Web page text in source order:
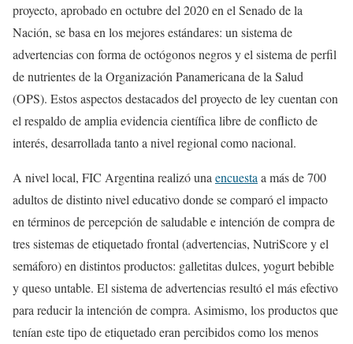
proyecto, aprobado en octubre del 2020 en el Senado de la
Nación, se basa en los mejores estándares: un sistema de
advertencias con forma de octógonos negros y el sistema de perfil
de nutrientes de la Organización Panamericana de la Salud
(OPS). Estos aspectos destacados del proyecto de ley cuentan con
el respaldo de amplia evidencia científica libre de conflicto de
interés, desarrollada tanto a nivel regional como nacional.
A nivel local, FIC Argentina realizó una encuesta a más de 700
adultos de distinto nivel educativo donde se comparó el impacto
en términos de percepción de saludable e intención de compra de
tres sistemas de etiquetado frontal (advertencias, NutriScore y el
semáforo) en distintos productos: galletitas dulces, yogurt bebible
y queso untable. El sistema de advertencias resultó el más efectivo
para reducir la intención de compra. Asimismo, los productos que
tenían este tipo de etiquetado eran percibidos como los menos